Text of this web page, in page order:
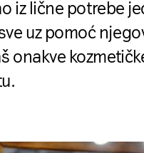
iz lične potrebe
uz pomoć
onakve